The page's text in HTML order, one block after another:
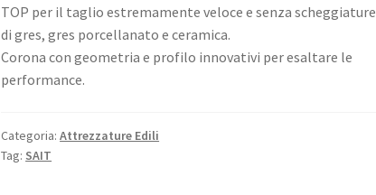
TOP per il taglio estremamente veloce e senza scheggiature
di gres, gres porcellanato e ceramica.
Corona con geometria e profilo innovativi per esaltare le
performance.
Categoria:Attrezzature Edili
Tag: SAIT